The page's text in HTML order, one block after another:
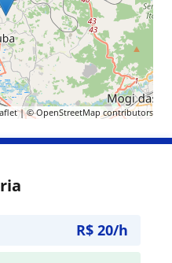
| ©OpenStreetMap contributors
R$ 20/h